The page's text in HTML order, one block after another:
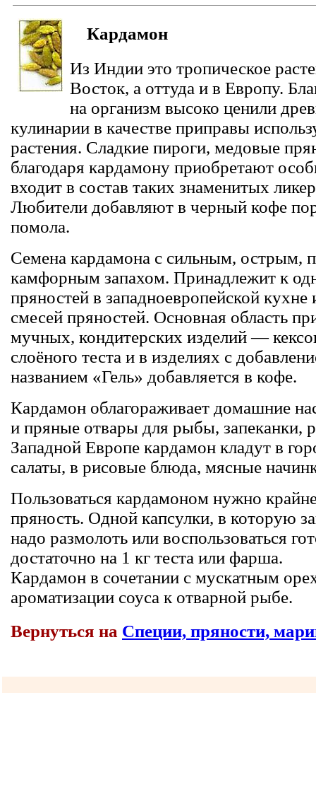
Кардамон
Из Индии это тропическое
Восток, а оттуда и в Европу.
на организм высоко ценили
кулинарии в качестве приправы
растения. Сладкие пироги, медовые
благодаря кардамону приобретают
входит в состав таких знаменитых
Любители добавляют в черный кофе
помола.
Семена кардамона с сильным, острым,
камфорным запахом. Принадлежит к
пряностей в западноевропейской кухне
смесей пряностей. Основная область
мучных, кондитерских изделий —
слоёного теста и в изделиях с
названием «Гель» добавляется в кофе.
Кардамон облагораживает домашние
и пряные отвары для рыбы,
Западной Европе кардамон кладут в
салаты, в рисовые блюда, мясные
Пользоваться кардамоном нужно
пряность. Одной капсулки, в которую
надо размолоть или воспользоваться
достаточно на 1 кг теста или фарша.
Кардамон в сочетании с мускатным
ароматизации соуса к отварной рыбе.
Вернуться на Специи, пряности,